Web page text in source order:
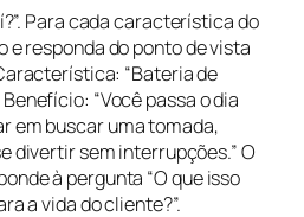
Para cada característica do
e responda do ponto de vista
“Bateria de
“Você passa o dia
em buscar uma tomada,
divertir sem interrupções.” O
à pergunta “O que isso
a vida do cliente?”.